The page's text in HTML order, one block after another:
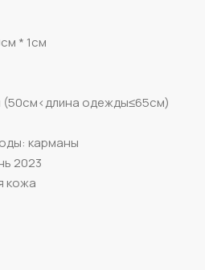
* 1см
одежды≤65см)
карманы
2023
кожа